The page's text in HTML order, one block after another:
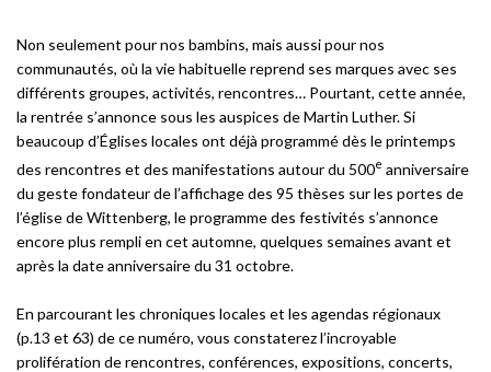
Non seulement pour nos bambins, mais aussi pour nos
communautés, où la vie habituelle reprend ses marques avec ses
différents groupes, activités, rencontres… Pourtant, cette année,
la rentrée s’annonce sous les auspices de Martin Luther. Si
beaucoup d’Églises locales ont déjà programmé dès le printemps
des rencontres et des manifestations autour du 500e anniversaire
du geste fondateur de l’affichage des 95 thèses sur les portes de
l’église de Wittenberg, le programme des festivités s’annonce
encore plus rempli en cet automne, quelques semaines avant et
après la date anniversaire du 31 octobre.
En parcourant les chroniques locales et les agendas régionaux
(p.13 et 63) de ce numéro, vous constaterez l’incroyable
prolifération de rencontres, conférences, expositions, concerts,